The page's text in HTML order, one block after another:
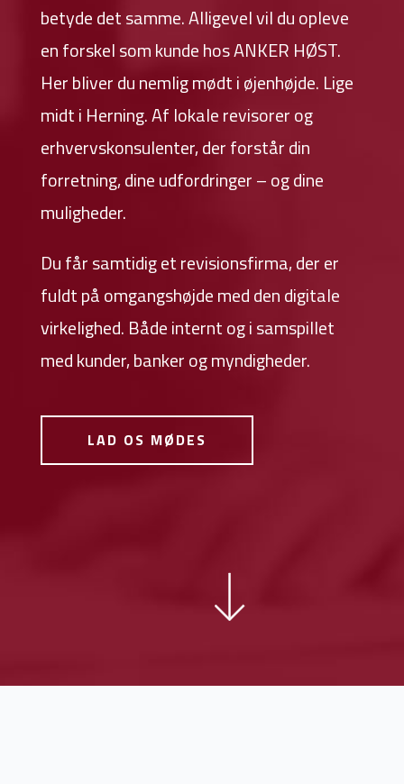
betyde det samme. Alligevel vil du opleve
en forskel som kunde hos ANKER HØST.
Her bliver du nemlig mødt i øjenhøjde. Lige
midt i Herning. Af lokale revisorer og
erhvervskonsulenter, der forstår din
forretning, dine udfordringer – og dine
muligheder.
Du får samtidig et revisionsfirma, der er
fuldt på omgangshøjde med den digitale
virkelighed. Både internt og i samspillet
med kunder, banker og myndigheder.
LAD OS MØDES